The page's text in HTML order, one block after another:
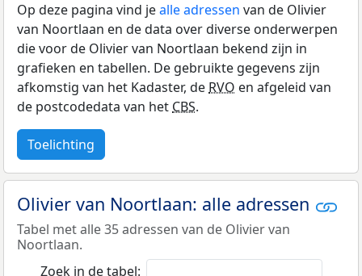
Op deze pagina vind jealle adressen van de Olivier
van Noortlaan en de data over diverse onderwerpen
die voor de Olivier van Noortlaan bekend zijn in
grafieken en tabellen. De gebruikte gegevens zijn
afkomstig van het Kadaster, deRVO en afgeleid van
de postcodedata van hetCBS.
Toelichting
Olivier van Noortlaan: alle adressen
Tabel met alle 35 adressen van de Olivier van
Noortlaan.
Zoek in de tabel: